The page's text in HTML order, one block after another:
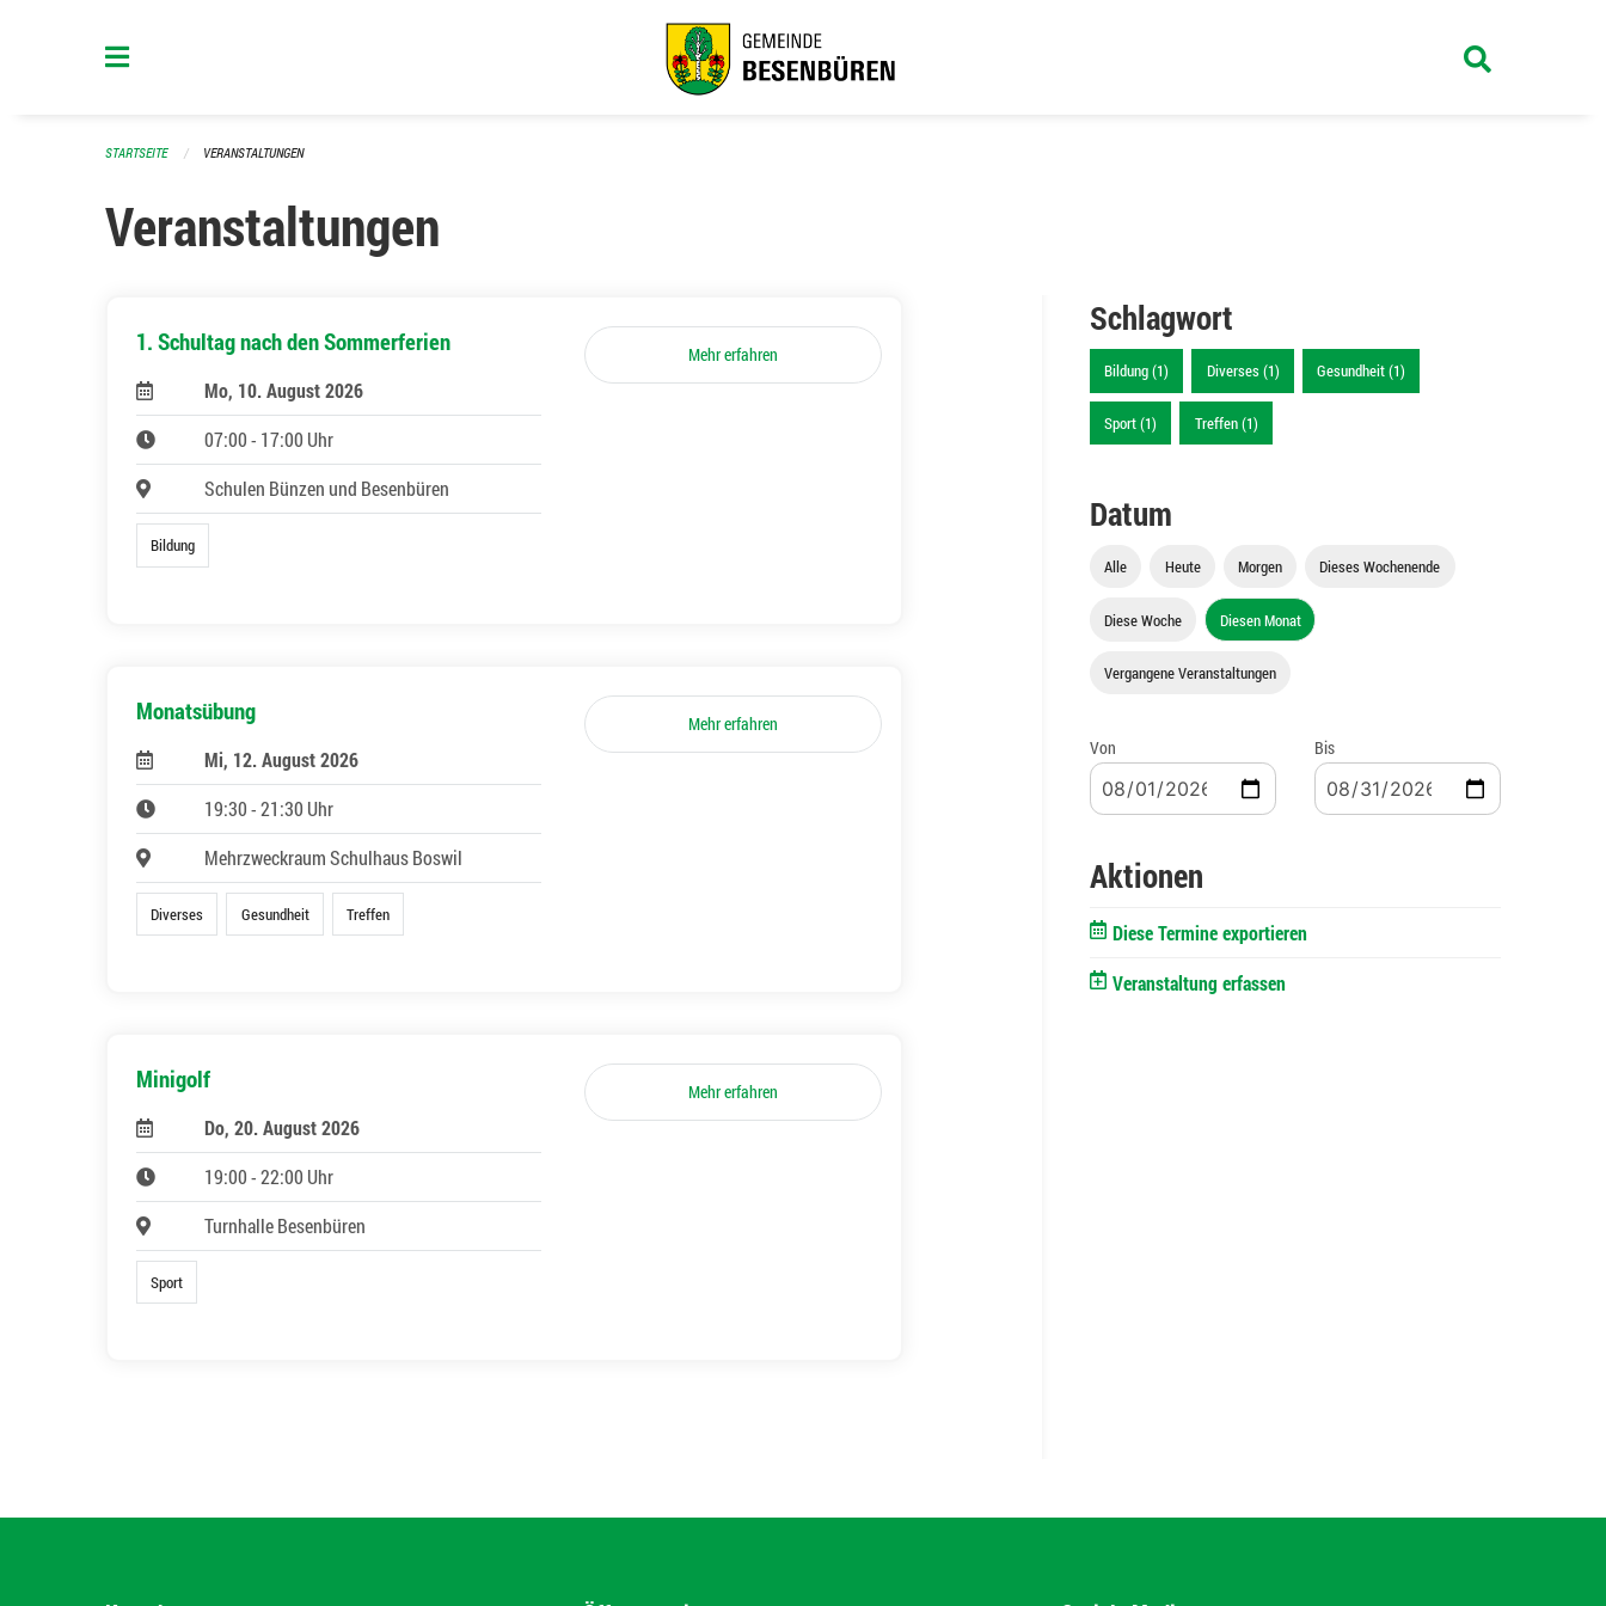
STARTSEITE VERANSTALTUNGEN
Veranstaltungen
1. Schultag nach den Sommerferien
Mo, 10. August 2026
07:00 - 17:00 Uhr
Schulen Bünzen und Besenbüren
Bildung
Mehr erfahren
Monatsübung
Mi, 12. August 2026
19:30 - 21:30 Uhr
Mehrzweckraum Schulhaus Boswil
Diverses Gesundheit Treffen
Mehr erfahren
Minigolf
Do, 20. August 2026
19:00 - 22:00 Uhr
Turnhalle Besenbüren
Sport
Mehr erfahren
Schlagwort
Bildung (1) Diverses (1) Gesundheit (1)
Sport (1) Treffen (1)
Datum
Alle Heute Morgen Dieses Wochenende
Diese Woche Diesen Monat
Vergangene Veranstaltungen
Von Bis
Aktionen
Diese Termine exportieren
Veranstaltung erfassen